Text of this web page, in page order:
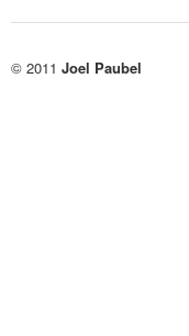
© 2011 Joel Paubel